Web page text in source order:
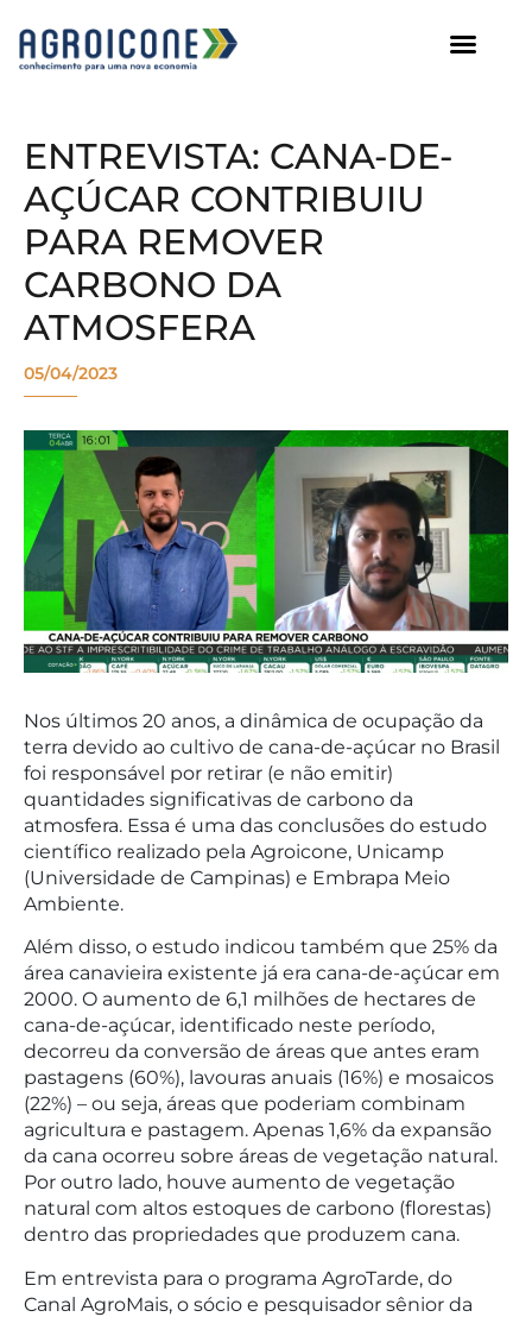
ENTREVISTA: CANA-DE-
AÇÚCAR CONTRIBUIU
PARA REMOVER
CARBONO DA
ATMOSFERA
05/04/2023
Nos últimos 20 anos, a dinâmica de ocupação da
terra devido ao cultivo de cana-de-açúcar no Brasil
foi responsável por retirar (e não emitir)
quantidades significativas de carbono da
atmosfera. Essa é uma das conclusões do estudo
científico realizado pela Agroicone, Unicamp
(Universidade de Campinas) e Embrapa Meio
Ambiente.
Além disso, o estudo indicou também que 25% da
área canavieira existente já era cana-de-açúcar em
2000. O aumento de 6,1 milhões de hectares de
cana-de-açúcar, identificado neste período,
decorreu da conversão de áreas que antes eram
pastagens (60%), lavouras anuais (16%) e mosaicos
(22%) – ou seja, áreas que poderiam combinam
agricultura e pastagem. Apenas 1,6% da expansão
da cana ocorreu sobre áreas de vegetação natural.
Por outro lado, houve aumento de vegetação
natural com altos estoques de carbono (florestas)
dentro das propriedades que produzem cana.
Em entrevista para o programa AgroTarde, do
Canal AgroMais, o sócio e pesquisador sênior da